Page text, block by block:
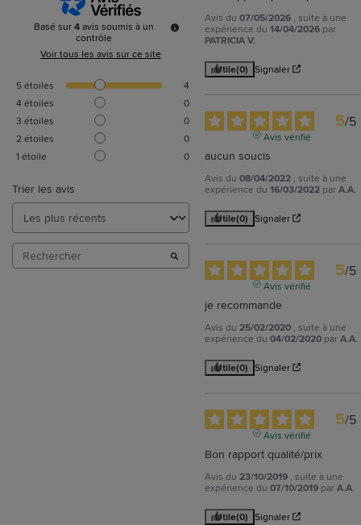
Basé sur4 avis soumis à un
contrôle
Voir tous les avis sur ce site
5étoiles
4
4étoiles
0
3 étoiles
0
2 étoiles
0
1 étoile 0
Trier les avis
Avis du07/05/2026 , suite à une
expérience du14/04/2026 par
PATRICIA V.
Utile(0) Signaler
5/5
Avis vérifié
aucun soucis
Avis du08/04/2022 , suite à une
expérience du16/03/2022 parA.A.
Utile(0) Signaler
5/5
Avis vérifié
je recommande
Avis du25/02/2020 , suite à une
expérience du04/02/2020 parA.A.
Utile(0) Signaler
5/5
Avis vérifié
Bon rapport qualité/prix
Avis du23/10/2019 , suite à une
expérience du07/10/2019 parA.A.
Utile(0) Signaler